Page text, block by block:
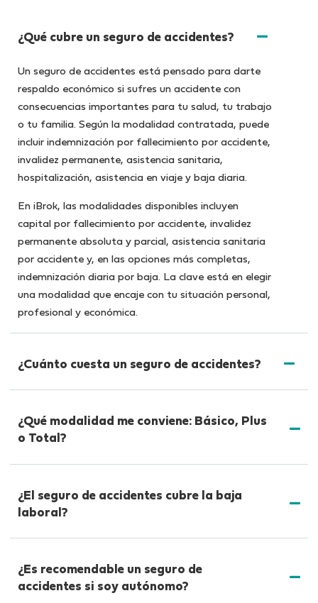
¿Qué cubre un seguro de accidentes?
Un seguro de accidentes está pensado para darte
respaldo económico si sufres un accidente con
consecuencias importantes para tu salud, tu trabajo
o tu familia. Según la modalidad contratada, puede
incluir indemnización por fallecimiento por accidente,
invalidez permanente, asistencia sanitaria,
hospitalización, asistencia en viaje y baja diaria.
En iBrok, las modalidades disponibles incluyen
capital por fallecimiento por accidente, invalidez
permanente absoluta y parcial, asistencia sanitaria
por accidente y, en las opciones más completas,
indemnización diaria por baja. La clave está en elegir
una modalidad que encaje con tu situación personal,
profesional y económica.
¿Cuánto cuesta un seguro de accidentes?
¿Qué modalidad me conviene: Básico, Plus
o Total?
¿El seguro de accidentes cubre la baja
laboral?
¿Es recomendable un seguro de
accidentes si soy autónomo?